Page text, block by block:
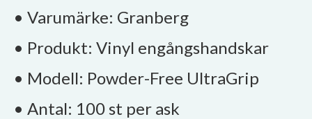
• Varumärke: Granberg
• Produkt: Vinyl engångshandskar
• Modell: Powder-Free UltraGrip
• Antal: 100 st per ask